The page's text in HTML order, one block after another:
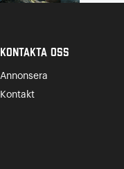
Kontakta Oss
Annonsera
Kontakt